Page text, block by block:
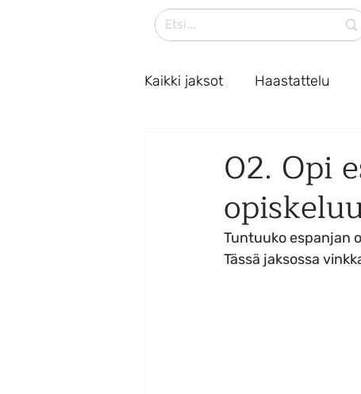
Kaikki jaksot Haastattelu
02. Opi
Tuntuuko espanjan
Tässä jaksossa